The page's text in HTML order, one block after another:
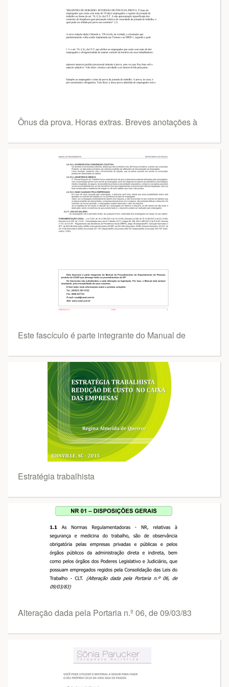
Ônus da prova. Horas extras. Breves anotações à
Este fascículo é parte integrante do Manual de
Estratégia trabalhista
Alteração dada pela Portaria n.º 06, de 09/03/83